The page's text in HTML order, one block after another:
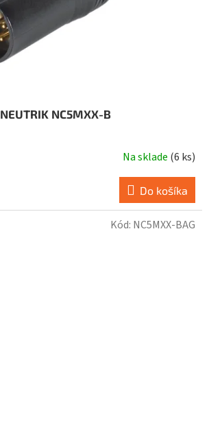
NEUTRIK NC5MXX-B
Na sklade (6 ks)
Do košíka
Kód: NC5MXX-BAG